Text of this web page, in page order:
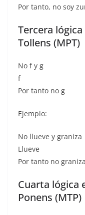
Por tanto, no soy
Tercera
Tollens (MPT)
No f y g
f
Por tanto no g
Ejemplo:
No llueve y graniza
Llueve
Por tanto no graniza
Cuarta lógica
Ponens (MTP)